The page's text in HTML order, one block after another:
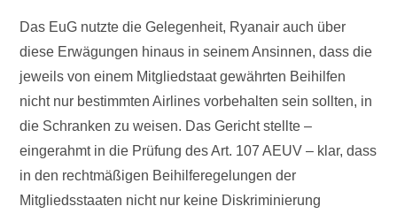
Das EuG nutzte die Gelegenheit, Ryanair auch über
diese Erwägungen hinaus in seinem Ansinnen, dass die
jeweils von einem Mitgliedstaat gewährten Beihilfen
nicht nur bestimmten Airlines vorbehalten sein sollten, in
die Schranken zu weisen. Das Gericht stellte –
eingerahmt in die Prüfung des Art. 107 AEUV – klar, dass
in den rechtmäßigen Beihilferegelungen der
Mitgliedsstaaten nicht nur keine Diskriminierung